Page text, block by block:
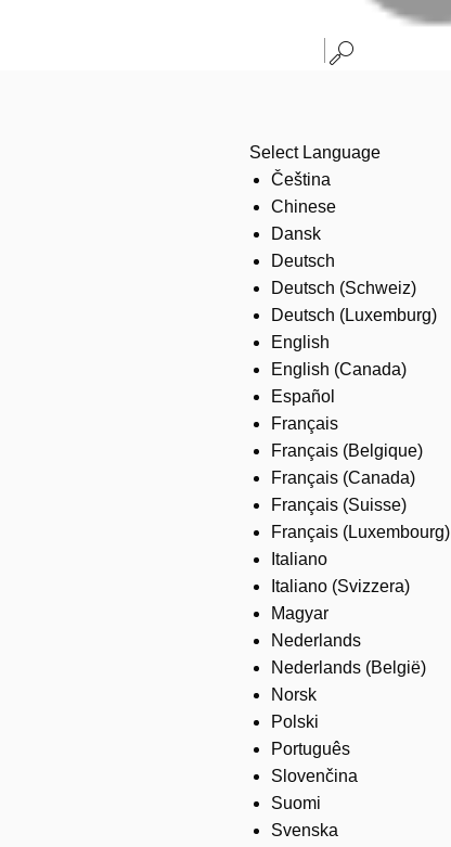
Select Language
Čeština
Chinese
Dansk
Deutsch
Deutsch (Schweiz)
Deutsch (Luxemburg)
English
English (Canada)
Español
Français
Français (Belgique)
Français (Canada)
Français (Suisse)
Français (Luxembourg)
Italiano
Italiano (Svizzera)
Magyar
Nederlands
Nederlands (België)
Norsk
Polski
Português
Slovenčina
Suomi
Svenska